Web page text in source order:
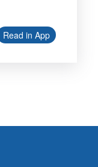
Read in App